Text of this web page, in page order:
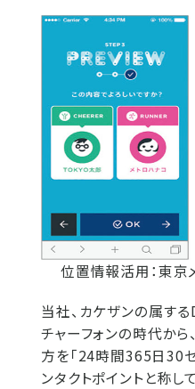
位置情報活用：東京
当社、カケザンの属す
チャーフォンの時代か
方を「24時間365日30
ンタクトポイントと称し